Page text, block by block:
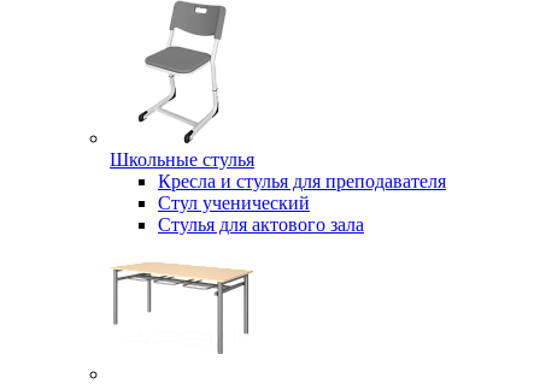
Школьные стулья
Кресла и стулья для преподавателя
Стул ученический
Стулья для актового зала